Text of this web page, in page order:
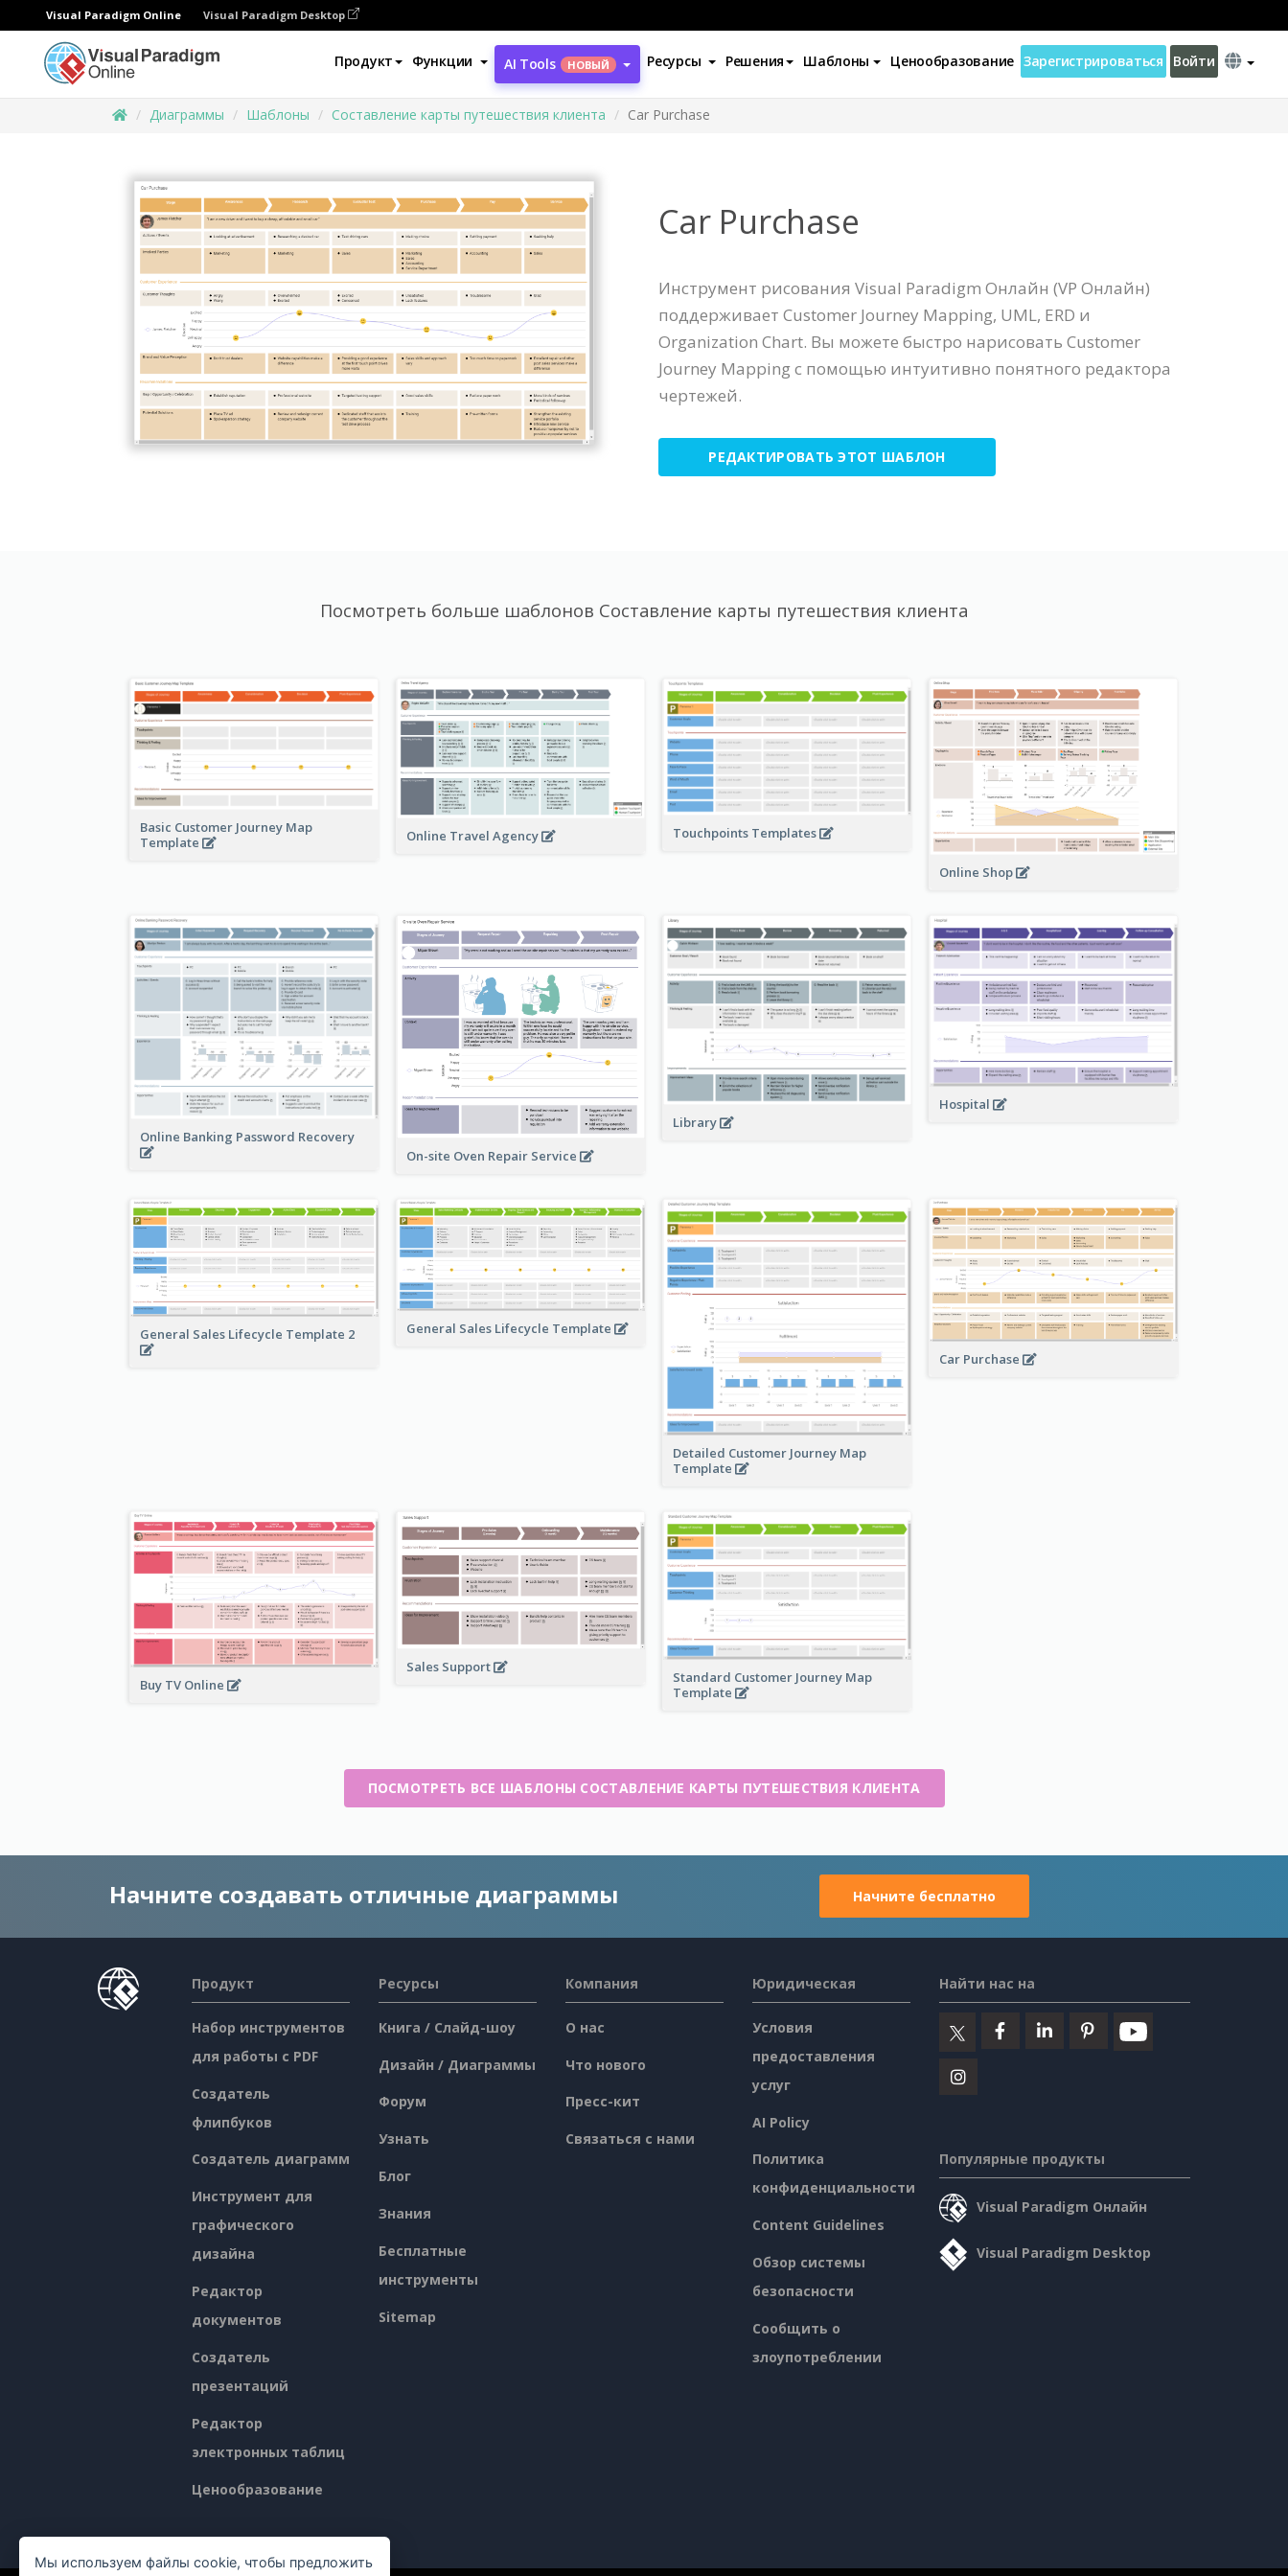
Visual Paradigm Online Visual Paradigm Desktop
Продукт Функции AI Tools НОВЫЙ Ресурсы Решения Шаблоны Ценообразование Зарегистрироваться Войти
Диаграммы Шаблоны Составление карты путешествия клиента Car Purchase
Car Purchase
Инструмент рисования Visual Paradigm Онлайн (VP Онлайн)
поддерживает Customer Journey Mapping, UML, ERD и
Organization Chart. Вы можете быстро нарисовать Customer
Journey Mapping с помощью интуитивно понятного редактора
чертежей.
РЕДАКТИРОВАТЬ ЭТОТ ШАБЛОН
Посмотреть больше шаблонов Составление карты путешествия клиента
Basic Customer Journey Map
Template
Online Travel Agency Touchpoints Templates
Online Shop
Online Banking Password Recovery
On-site Oven Repair Service
Library
Hospital
General Sales Lifecycle Template 2 General Sales Lifecycle Template
Detailed Customer Journey Map
Template
Car Purchase
Buy TV Online
Sales Support
Standard Customer Journey Map
Template
ПОСМОТРЕТЬ ВСЕ ШАБЛОНЫ СОСТАВЛЕНИЕ КАРТЫ ПУТЕШЕСТВИЯ КЛИЕНТА
Начните создавать отличные диаграммы Начните бесплатно
Продукт
Набор инструментов
для работы с PDF
Создатель
флипбуков
Создатель диаграмм
Инструмент для
графического
дизайна
Редактор
документов
Создатель
презентаций
Редактор
электронных таблиц
Ценообразование
Ресурсы
Книга / Слайд-шоу
Дизайн / Диаграммы
Форум
Узнать
Блог
Знания
Бесплатные
инструменты
Sitemap
Компания
О нас
Что нового
Пресс-кит
Связаться с нами
Юридическая
Условия
предоставления
услуг
AI Policy
Политика
конфиденциальности
Content Guidelines
Обзор системы
безопасности
Сообщить о
злоупотреблении
Найти нас на
Популярные продукты
Visual Paradigm Онлайн
Visual Paradigm Desktop
Мы используем файлы cookie, чтобы предложить